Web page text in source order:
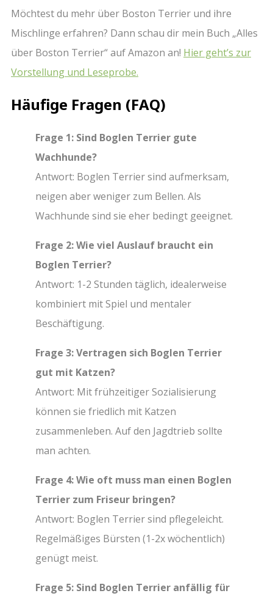
Möchtest du mehr über Boston Terrier und ihre
Mischlinge erfahren? Dann schau dir mein Buch „Alles
über Boston Terrier“ auf Amazon an! Hier geht’s zur
Vorstellung und Leseprobe.
Häufige Fragen (FAQ)
Frage 1: Sind Boglen Terrier gute
Wachhunde?
Antwort: Boglen Terrier sind aufmerksam,
neigen aber weniger zum Bellen. Als
Wachhunde sind sie eher bedingt geeignet.
Frage 2: Wie viel Auslauf braucht ein
Boglen Terrier?
Antwort: 1-2 Stunden täglich, idealerweise
kombiniert mit Spiel und mentaler
Beschäftigung.
Frage 3: Vertragen sich Boglen Terrier
gut mit Katzen?
Antwort: Mit frühzeitiger Sozialisierung
können sie friedlich mit Katzen
zusammenleben. Auf den Jagdtrieb sollte
man achten.
Frage 4: Wie oft muss man einen Boglen
Terrier zum Friseur bringen?
Antwort: Boglen Terrier sind pflegeleicht.
Regelmäßiges Bürsten (1-2x wöchentlich)
genügt meist.
Frage 5: Sind Boglen Terrier anfällig für